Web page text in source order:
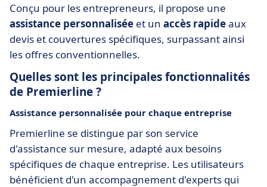
Conçu pour les entrepreneurs, il propose une
assistance personnalisée et un accès rapideaux
devis et couvertures spécifiques, surpassant ainsi
les offres conventionnelles.
Quelles sont les principales fonctionnalités
de Premierline ?
Assistance personnalisée pour chaque entreprise
Premierline se distingue par son service
d'assistance sur mesure, adapté aux besoins
spécifiques de chaque entreprise. Les utilisateurs
bénéficient d'un accompagnement d'experts qui